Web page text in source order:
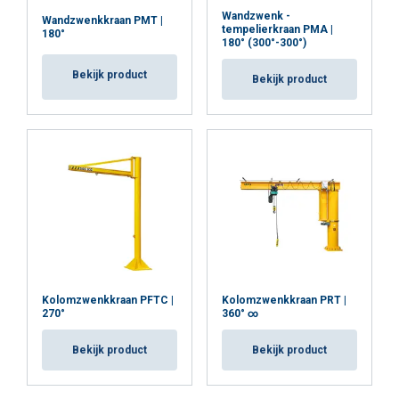
Wandzwenkkraan PMT |
180°
Bekijk product
Wandzwenk -
tempelierkraan PMA |
180° (300°-300°)
Bekijk product
Kolomzwenkkraan PFTC |
270°
Bekijk product
Kolomzwenkkraan PRT |
360° ∞
Bekijk product